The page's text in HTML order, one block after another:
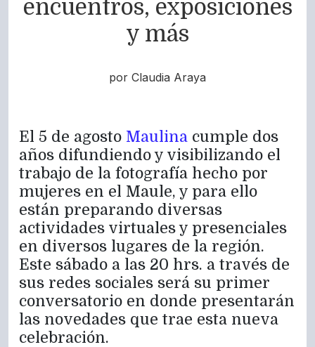
encuentros, exposiciones
y más
por Claudia Araya
El 5 de agosto Maulina cumple dos
años difundiendo y visibilizando el
trabajo de la fotografía hecho por
mujeres en el Maule, y para ello
están preparando diversas
actividades virtuales y presenciales
en diversos lugares de la región.
Este sábado a las 20 hrs. a través de
sus redes sociales será su primer
conversatorio en donde presentarán
las novedades que trae esta nueva
celebración.